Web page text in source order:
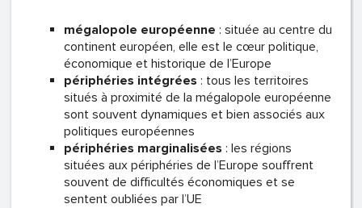
mégalopole européenne : située au centre du
continent européen, elle est le cœur politique,
économique et historique de l’Europe
périphéries intégrées : tous les territoires
situés à proximité de la mégalopole européenne
sont souvent dynamiques et bien associés aux
politiques européennes
périphéries marginalisées : les régions
situées aux périphéries de l’Europe souffrent
souvent de difficultés économiques et se
sentent oubliées par l’UE